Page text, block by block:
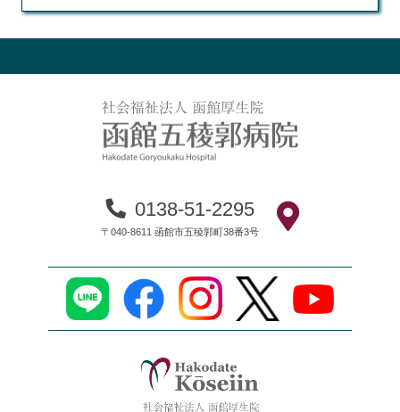
0138-51-2295
〒040-8611 函館市五稜郭町38番3号